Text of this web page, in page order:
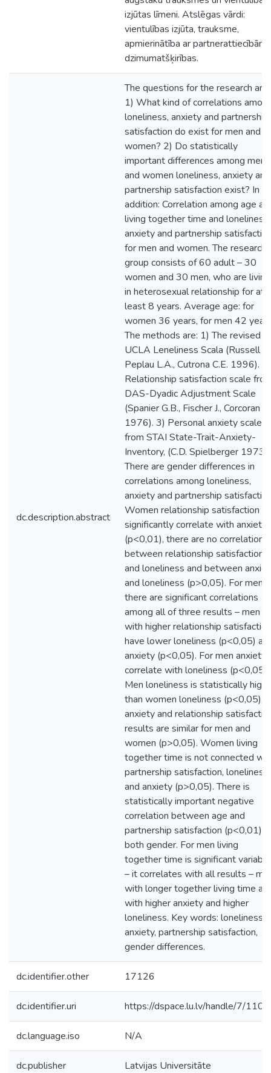
izjūtas līmeni. Atslēgas vārdi:
vientulības izjūta, trauksme,
apmierinātība ar partnerattiecībām,
dzimumatšķirības.
dc.description.abstract
The questions for the research are:
1) What kind of correlations
loneliness, anxiety and partnership
satisfaction do exist for men and
women? 2) Do statistically
important differences among men
and women loneliness, anxiety and
partnership satisfaction exist? In
addition: Correlation among age
living together time and loneliness,
anxiety and partnership
for men and women. The research
group consists of 60 adult – 30
women and 30 men, who are living
in heterosexual relationship for at
least 8 years. Average age: for
women 36 years, for men 42
The methods are: 1) The revised
UCLA Leneliness Scala (Russell
Peplau L.A., Cutrona C.E. 1996). 2)
Relationship satisfaction scale
DAS-Dyadic Adjustment Scale
(Spanier G.B., Fischer J., Corcoran
1976). 3) Personal anxiety scale
from STAI State-Trait-Anxiety-
Inventory, (C.D. Spielberger 1973).
There are gender differences in
correlations among loneliness,
anxiety and partnership
Women relationship satisfaction
significantly correlate with anxiety
(p<0,01), there are no correlations
between relationship satisfaction
and loneliness and between
and loneliness (p>0,05). For men
there are significant correlations
among all of three results – men
with higher relationship satisfaction
have lower loneliness (p<0,05)
anxiety (p<0,05). For men anxiety
correlate with loneliness (p<0,05).
Men loneliness is statistically
than women loneliness (p<0,05),
anxiety and relationship
results are similar for men and
women (p>0,05). Women living
together time is not connected
partnership satisfaction, loneliness
and anxiety (p>0,05). There is
statistically important negative
correlation between age and
partnership satisfaction (p<0,01)
both gender. For men living
together time is significant variable
– it correlates with all results –
with longer together living time are
with higher anxiety and higher
loneliness. Key words: loneliness,
anxiety, partnership satisfaction,
gender differences.
dc.identifier.other 17126
dc.identifier.uri https://dspace.lu.lv/handle/7/
dc.language.iso N/A
dc.publisher Latvijas Universitāte